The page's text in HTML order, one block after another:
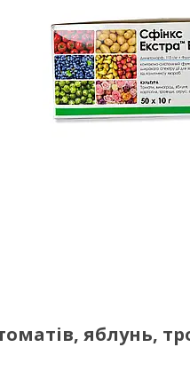
яблунь,